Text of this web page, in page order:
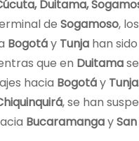
Duitama,
de Sogamoso, los
Bogotáy Tunjahan sido
que en Duitama
hacia Bogotáy Tunja.
, se han
Bucaramangay